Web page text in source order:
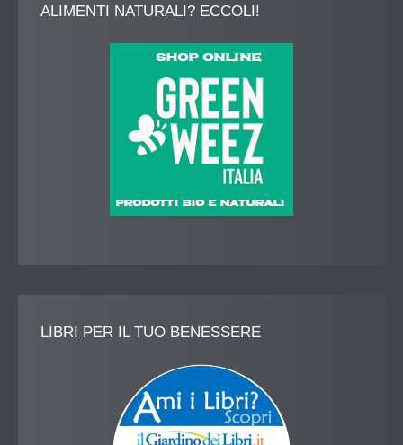
ALIMENTI NATURALI? ECCOLI!
LIBRI PER IL TUO BENESSERE